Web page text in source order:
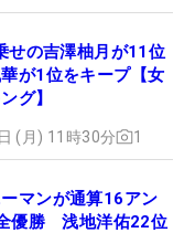
せの吉澤柚月が11位
が1位をキープ【女
グ】
(月) 11時30分 1
マンが通算16アン
優勝 浅地洋佑22位